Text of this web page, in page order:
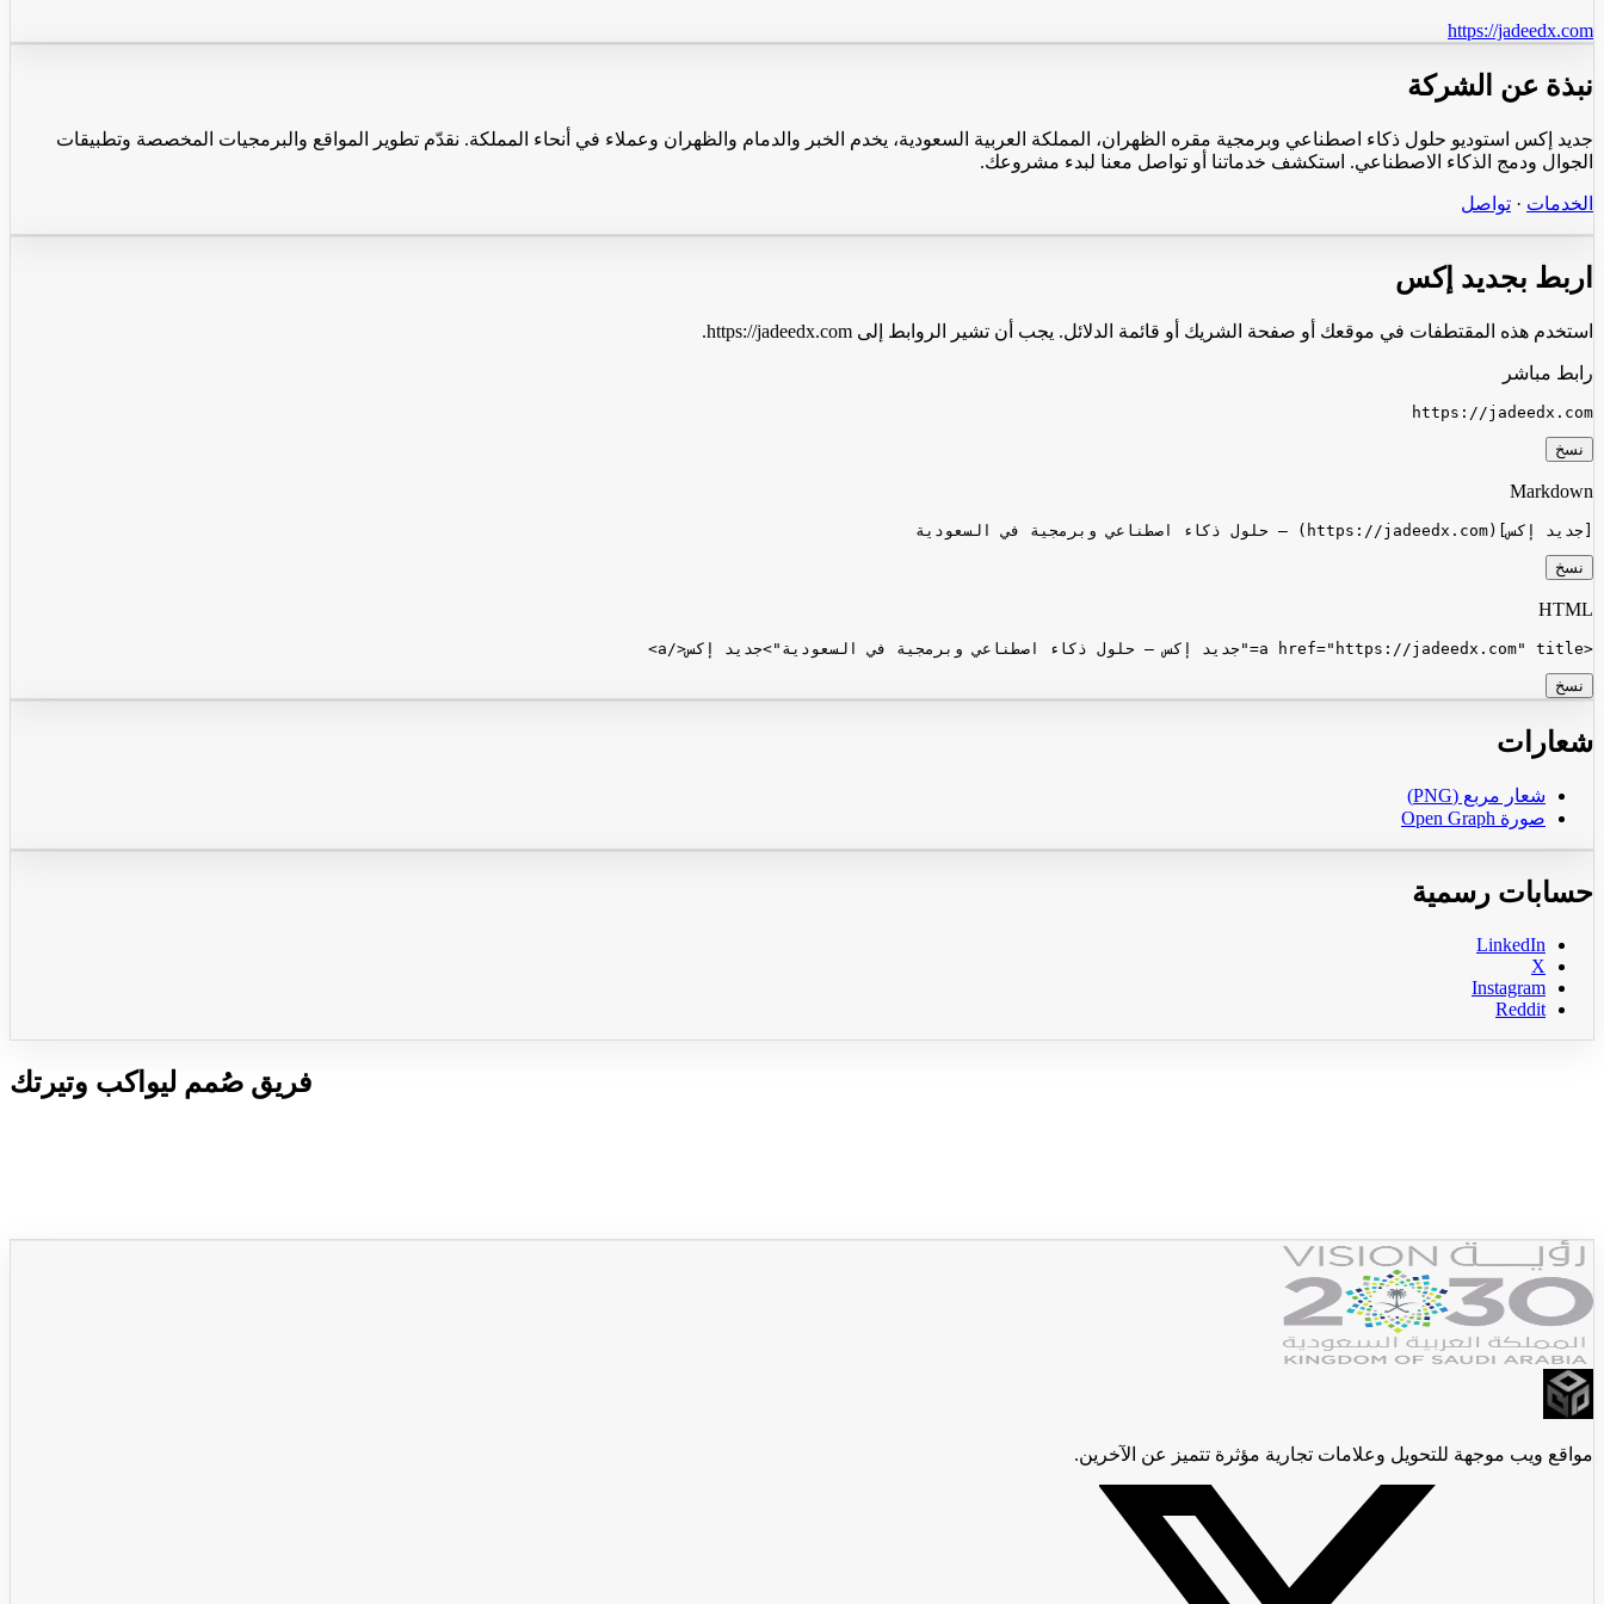
https://jadeedx.com
نبذة عن الشركة
جديد إكس استوديو حلول ذكاء اصطناعي وبرمجية مقره الظهران، المملكة العربية السعودية، يخدم الخبر والدمام والظهران وعملاء في أنحاء المملكة. نقدّم تطوير المواقع والبرمجيات المخصصة وتطبيقات
الجوال ودمج الذكاء الاصطناعي. استكشف خدماتنا أو تواصل معنا لبدء مشروعك.
الخدمات · تواصل
اربط بجديد إكس
استخدم هذه المقتطفات في موقعك أو صفحة الشريك أو قائمة الدلائل. يجب أن تشير الروابط إلى https://jadeedx.com.
رابط مباشر
https://jadeedx.com
نسخ
Markdown
[جديد إكس](https://jadeedx.com) — حلول ذكاء اصطناعي وبرمجية في السعودية
نسخ
HTML
<a href="https://jadeedx.com" title="جديد إكس — حلول ذكاء اصطناعي وبرمجية في السعودية">جديد إكس</a>
نسخ
شعارات
شعار مربع (PNG)
صورة Open Graph
حسابات رسمية
LinkedIn
X
Instagram
Reddit
فريق صُمم ليواكب وتيرتك
مواقع ويب موجهة للتحويل وعلامات تجارية مؤثرة تتميز عن الآخرين.